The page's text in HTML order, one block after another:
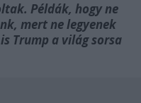
Példák, hogy ne
mert ne legyenek
Trump a világ sorsa